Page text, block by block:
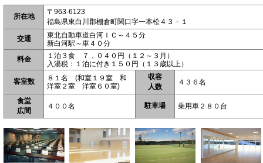
所在地
〒963-6123
福島県東白川郡棚倉町関口字一本松４３－１
交通
東北自動車道白河ＩＣ～４５分
新白河駅～車４０分
料金
１泊３食 ７，０４０円（１２～３月）
入湯税：１泊に付き１５０円（１３歳以上）
客室数
８１名 (和室１９室 和
洋室２室 洋室６０室)
収容
人数
４３６名
食堂
広間
４００名 駐車場 乗用車２８０台